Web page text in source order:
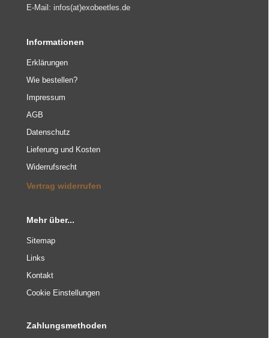
E-Mail: infos(at)exobeetles.de
Informationen
Erklärungen
Wie bestellen?
Impressum
AGB
Datenschutz
Lieferung und Kosten
Widerrufsrecht
Vertrag widerrufen
Mehr über...
Sitemap
Links
Kontakt
Cookie Einstellungen
Zahlungsmethoden